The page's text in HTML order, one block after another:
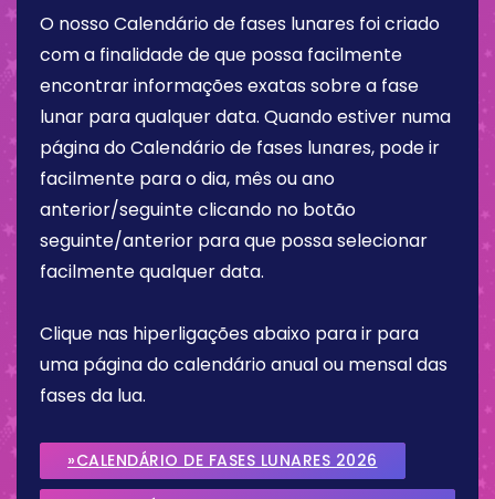
O nosso Calendário de fases lunares foi criado
com a finalidade de que possa facilmente
encontrar informações exatas sobre a fase
lunar para qualquer data. Quando estiver numa
página do Calendário de fases lunares, pode ir
facilmente para o dia, mês ou ano
anterior/seguinte clicando no botão
seguinte/anterior para que possa selecionar
facilmente qualquer data.
Clique nas hiperligações abaixo para ir para
uma página do calendário anual ou mensal das
fases da lua.
»CALENDÁRIO DE FASES LUNARES 2026